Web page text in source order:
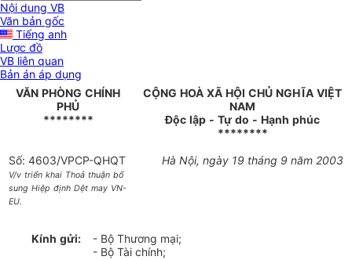
Nội dung VB
Văn bản gốc
Tiếng anh
Lược đồ
VB liên quan
Bản án áp dụng
VĂN PHÒNG CHÍNH
PHỦ
********
CỘNG HOÀ XÃ HỘI CHỦ NGHĨA VIỆT
NAM
Độc lập - Tự do - Hạnh phúc
********
Số: 4603/VPCP-QHQT
V/v triển khai Thoả thuận bổ
sung Hiệp định Dệt may VN-
EU.
Hà Nội, ngày 19 tháng 9 năm 2003
Kính gửi:
- Bộ Thương mại;
- Bộ Tài chính;